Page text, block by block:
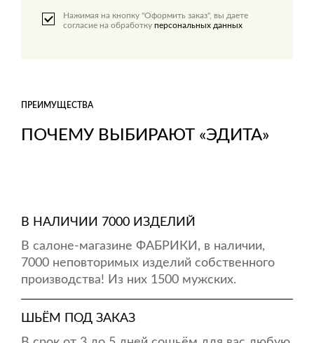
Нажимая на кнопку "Оформить заказ", вы даете
согласие на обработку персональных данных
ПОЧЕМУ ВЫБИРАЮТ «ЭДИТА»
ПРЕИМУЩЕСТВА
В НАЛИЧИИ 7000 ИЗДЕЛИЙ
В салоне-магазине ФАБРИКИ, в наличии,
7000 неповторимых изделий собственного
производства! Из них 1500 мужских.
ШЬЁМ ПОД ЗАКАЗ